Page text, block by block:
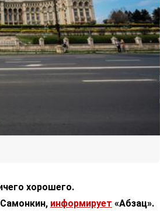
хорошего.
информирует «Абзац».